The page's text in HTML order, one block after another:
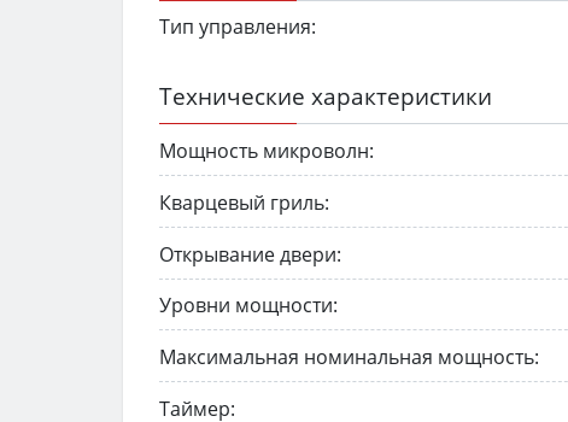
Тип управления:
Технические характеристики
Мощность микроволн:
Кварцевый гриль:
Открывание двери:
Уровни мощности:
Максимальная номинальная мощность:
Таймер: